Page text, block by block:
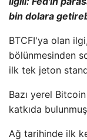
bin dolara
BTCFI'ya olan
bölünmesinden
ilk tek jeton
Bazı yerel
katkıda
Ağ tarihinde ilk